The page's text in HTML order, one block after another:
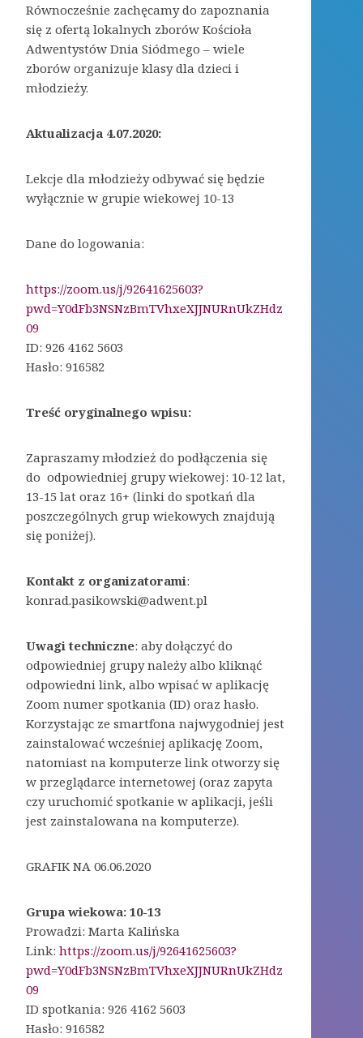
Równocześnie zachęcamy do zapoznania
się z ofertą lokalnych zborów Kościoła
Adwentystów Dnia Siódmego – wiele
zborów organizuje klasy dla dzieci i
młodzieży.
Aktualizacja 4.07.2020:
Lekcje dla młodzieży odbywać się będzie
wyłącznie w grupie wiekowej 10-13
Dane do logowania:
https://zoom.us/j/92641625603?
pwd=Y0dFb3NSNzBmTVhxeXJJNURnUkZHdz
09
ID: 926 4162 5603
Hasło: 916582
Treść oryginalnego wpisu:
Zapraszamy młodzież do podłączenia się
do odpowiedniej grupy wiekowej: 10-12 lat,
13-15 lat oraz 16+ (linki do spotkań dla
poszczególnych grup wiekowych znajdują
się poniżej).
Kontakt z organizatorami:
konrad.pasikowski@adwent.pl
Uwagi techniczne: aby dołączyć do
odpowiedniej grupy należy albo kliknąć
odpowiedni link, albo wpisać w aplikację
Zoom numer spotkania (ID) oraz hasło.
Korzystając ze smartfona najwygodniej jest
zainstalować wcześniej aplikację Zoom,
natomiast na komputerze link otworzy się
w przeglądarce internetowej (oraz zapyta
czy uruchomić spotkanie w aplikacji, jeśli
jest zainstalowana na komputerze).
GRAFIK NA 06.06.2020
Grupa wiekowa: 10-13
Prowadzi: Marta Kalińska
Link: https://zoom.us/j/92641625603?
pwd=Y0dFb3NSNzBmTVhxeXJJNURnUkZHdz
09
ID spotkania: 926 4162 5603
Hasło: 916582